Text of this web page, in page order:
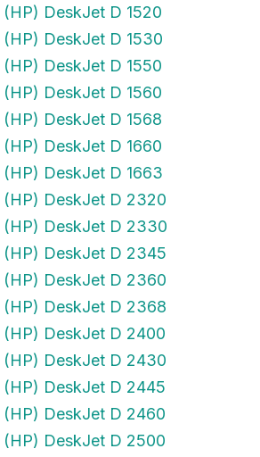
DeskJet D 1520
DeskJet D 1530
DeskJet D 1550
DeskJet D 1560
DeskJet D 1568
DeskJet D 1660
DeskJet D 1663
DeskJet D 2320
DeskJet D 2330
DeskJet D 2345
DeskJet D 2360
DeskJet D 2368
DeskJet D 2400
DeskJet D 2430
DeskJet D 2445
DeskJet D 2460
DeskJet D 2500